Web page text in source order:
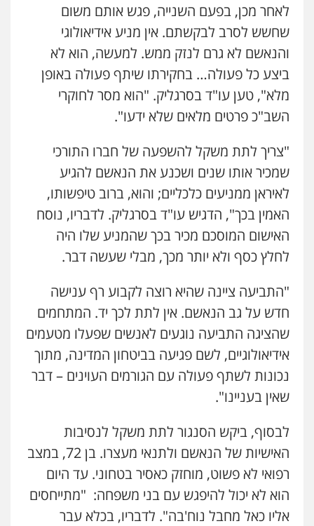
לאחר מכן, בפעם השנייה, פגש אותם משום
שחשש לסרב לבקשתם. אין מניע אידיאולוגי
והנאשם לא גרם לנזק ממש. למעשה, הוא לא
ביצע כל פעולה… בחקירתו שיתף פעולה באופן
מלא", טען עו"ד בסרגליק. "הוא מסר לחוקרי
השב"כ פרטים מלאים שלא ידעו".
"צריך לתת משקל להשפעה של חברו התורכי
שמכיר אותו שנים ושכנע את הנאשם להגיע
לאיראן ממניעים כלכליים; והוא, ברוב טיפשותו,
האמין בכך", הדגיש עו"ד בסרגליק. לדבריו, נוסח
האישום המוסכם מכיר בכך שהמניע שלו היה
לחלץ כסף ולא יותר מכך, מבלי שעשה דבר.
"התביעה ציינה שהיא רוצה לקבוע רף ענישה
חדש על גב הנאשם. אין לתת לכך יד. המתחמים
שהציגה התביעה נוגעים לאנשים שפעלו מטעמים
אידיאולוגיים, לשם פגיעה בביטחון המדינה, מתוך
נכונות לשתף פעולה עם הגורמים העוינים – דבר
שאין בעניינו".
לבסוף, ביקש הסנגור לתת משקל לנסיבות
האישיות של הנאשם ולתנאי מעצרו. בן 72, במצב
רפואי לא פשוט, מוחזק כאסיר בטחוני. עד היום
הוא לא יכול להיפגש עם בני משפחה: "מתייחסים
אליו כאל מחבל נוח'בה". לדבריו, בכלא עבר